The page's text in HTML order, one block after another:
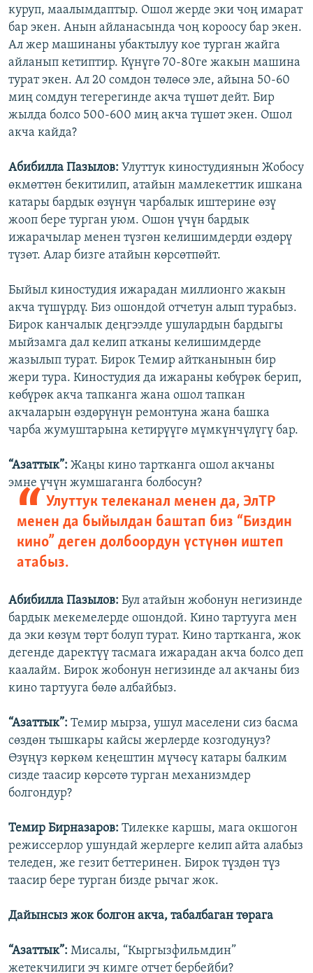
куруп, маалымдаптыр. Ошол жерде эки чоң имарат
бар экен. Анын айланасында чоң короосу бар экен.
Ал жер машинаны убактылуу кое турган жайга
айланып кетиптир. Күнүгө 70-80ге жакын машина
турат экен. Ал 20 сомдон төлөсө эле, айына 50-60
миң сомдун тегерегинде акча түшөт дейт. Бир
жылда болсо 500-600 миң акча түшөт экен. Ошол
акча кайда?
Абибилла Пазылов: Улуттук киностудиянын Жобосу
өкмөттөн бекитилип, атайын мамлекеттик ишкана
катары бардык өзүнүн чарбалык иштерине өзү
жооп бере турган уюм. Ошон үчүн бардык
ижарачылар менен түзгөн келишимдерди өздөрү
түзөт. Алар бизге атайын көрсөтпөйт.
Быйыл киностудия ижарадан миллионго жакын
акча түшүрдү. Биз ошондой отчетун алып турабыз.
Бирок канчалык деңгээлде ушулардын бардыгы
мыйзамга дал келип атканы келишимдерде
жазылып турат. Бирок Темир айтканынын бир
жери тура. Киностудия да ижараны көбүрөк берип,
көбүрөк акча тапканга жана ошол тапкан
акчаларын өздөрүнүн ремонтуна жана башка
чарба жумуштарына кетирүүгө мүмкүнчүлүгү бар.
“Азаттык”: Жаңы кино тартканга ошол акчаны
эмне үчүн жумшаганга болбосун?
Улуттук телеканал менен да, ЭлТР
менен да быйылдан баштап биз “Биздин
кино” деген долбоордун үстүнөн иштеп
атабыз.
Абибилла Пазылов: Бул атайын жобонун негизинде
бардык мекемелерде ошондой. Кино тартууга мен
да эки көзүм төрт болуп турат. Кино тартканга, жок
дегенде даректүү тасмага ижарадан акча болсо деп
каалайм. Бирок жобонун негизинде ал акчаны биз
кино тартууга бөлө албайбыз.
“Азаттык”: Темир мырза, ушул маселени сиз басма
сөздөн тышкары кайсы жерлерде козгодуңуз?
Өзүңүз көркөм кеңештин мүчөсү катары балким
сизде таасир көрсөтө турган механизмдер
болгондур?
Темир Бирназаров: Тилекке каршы, мага окшогон
режиссерлор ушундай жерлерге келип айта алабыз
теледен, же гезит беттеринен. Бирок түздөн түз
таасир бере турган бизде рычаг жок.
Дайынсыз жок болгон акча, табалбаган төрага
“Азаттык”: Мисалы, “Кыргызфильмдин”
жетекчилиги эч кимге отчет бербейби?